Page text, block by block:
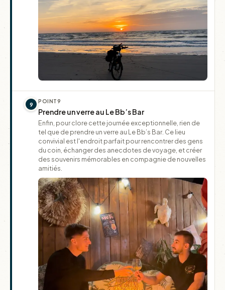
9 POINT9
Prendre un verre au Le Bb’s Bar
Enfin, pour clore cette journée exceptionnelle, rien de
tel que de prendre un verre au Le Bb’s Bar. Ce lieu
convivial est l'endroit parfait pour rencontrer des gens
du coin, échanger des anecdotes de voyage, et créer
des souvenirs mémorables en compagnie de nouvelles
amitiés.